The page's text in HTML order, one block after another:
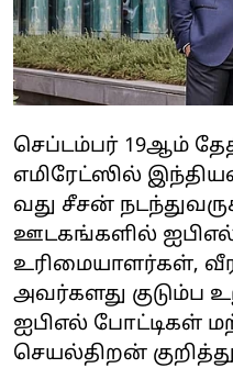
செப்டம்பர் 19ஆம்
எமிரேட்ஸில்
வது சீசன்
ஊடகங்களில்
உரிமையாளர்கள்,
அவர்களது குடும்ப
ஐபிஎல் போட்டிகள்
செயல்திறன்